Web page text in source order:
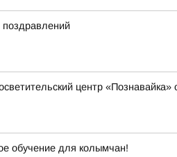
центр
обучение для колымчан!